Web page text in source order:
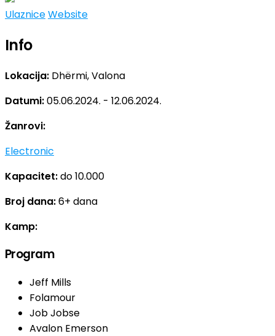
UlazniceWebsite
Info
Lokacija: Dhërmi, Valona
Datumi:05.06.2024. - 12.06.2024.
Žanrovi:
Electronic
Kapacitet:do 10.000
Broj dana:6+ dana
Kamp:
Program
Jeff Mills
Folamour
Job Jobse
Avalon Emerson